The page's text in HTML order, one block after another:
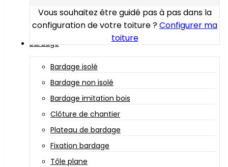
Vous souhaitez être guidé pas à pas dans la
configuration de votre toiture ?Configurer ma
toiture
Bardage
Bardage isolé
Bardage non isolé
Bardage imitation bois
Clôture de chantier
Plateau de bardage
Fixation bardage
Tôle plane